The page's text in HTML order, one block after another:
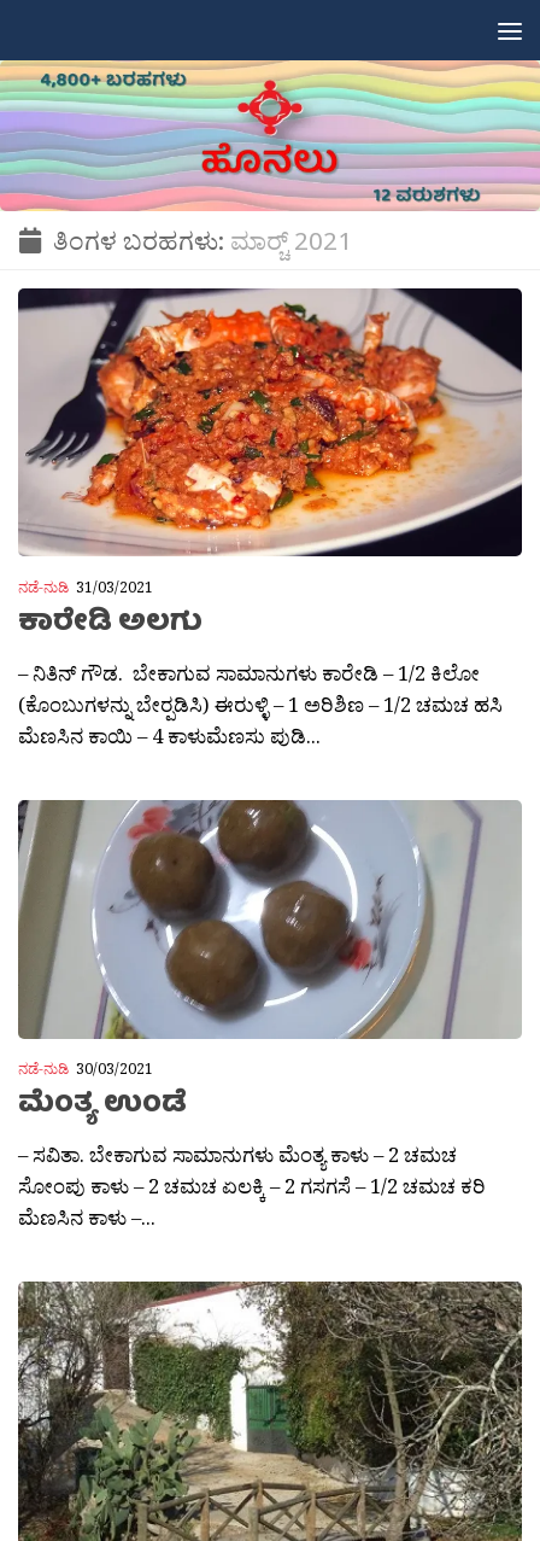
ತಿಂಗಳ ಬರಹಗಳು: ಮಾರ್‍ಚ್ 2021
ನಡೆ-ನುಡಿ 31/03/2021
ಕಾರೇಡಿ ಅಲಗು
– ನಿತಿನ್ ಗೌಡ. ಬೇಕಾಗುವ ಸಾಮಾನುಗಳು ಕಾರೇಡಿ – 1/2 ಕಿಲೋ
(ಕೊಂಬುಗಳನ್ನು ಬೇರ‍್ಪಡಿಸಿ) ಈರುಳ್ಳಿ – 1 ಅರಿಶಿಣ – 1/2 ಚಮಚ ಹಸಿ‌
ಮೆಣಸಿನ ಕಾಯಿ – 4 ಕಾಳುಮೆಣಸು ಪುಡಿ...
ನಡೆ-ನುಡಿ 30/03/2021
ಮೆಂತ್ಯ ಉಂಡೆ
– ಸವಿತಾ. ಬೇಕಾಗುವ ಸಾಮಾನುಗಳು ಮೆಂತ್ಯ ಕಾಳು – 2 ಚಮಚ
ಸೋಂಪು ಕಾಳು – 2 ಚಮಚ ಏಲಕ್ಕಿ – 2 ಗಸಗಸೆ – 1/2 ಚಮಚ ಕರಿ
ಮೆಣಸಿನ ಕಾಳು –...